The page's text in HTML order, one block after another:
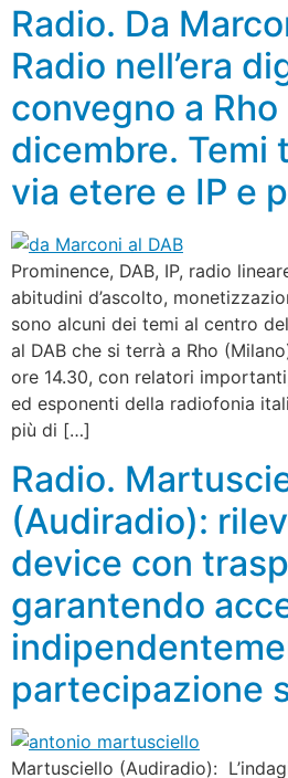
Radio. Da
Radio nell’era
convegno a
dicembre. Temi
via etere e IP e
Prominence, DAB, IP, radio
abitudini d’ascolto,
sono alcuni dei temi al centro
al DAB che si terrà a Rho
ore 14.30, con relatori
ed esponenti della radiofonia
più di […]
Radio.
(Audiradio):
device con
garantendo
partecipazione
Martusciello (Audiradio):